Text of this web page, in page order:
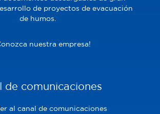
de proyectos de evacuación
de humos.
nuestra empresa!
de comunicaciones
al canal de comunicaciones